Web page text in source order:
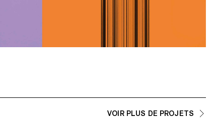
VOIR PLUS DE PROJETS